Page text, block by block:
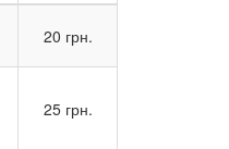
20 грн.
25 грн.